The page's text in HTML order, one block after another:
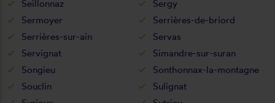
Seillonnaz
Sergy
Sermoyer
Serrières-de-briord
Serrières-sur-ain
Servas
Servignat
Simandre-sur-suran
Songieu
Sonthonnax-la-montagne
Souclin
Sulignat